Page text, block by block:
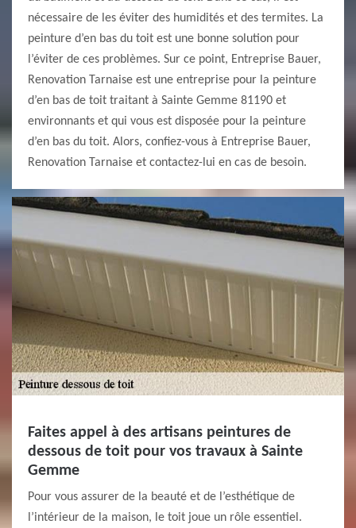
nécessaire de les éviter des humidités et des termites. La
peinture d’en bas du toit est une bonne solution pour
l’éviter de ces problèmes. Sur ce point, Entreprise Bauer,
Renovation Tarnaise est une entreprise pour la peinture
d’en bas de toit traitant à Sainte Gemme 81190 et
environnants et qui vous est disposée pour la peinture
d’en bas du toit. Alors, confiez-vous à Entreprise Bauer,
Renovation Tarnaise et contactez-lui en cas de besoin.
Faites appel à des artisans peintures de
dessous de toit pour vos travaux à Sainte
Gemme
Pour vous assurer de la beauté et de l’esthétique de
l’intérieur de la maison, le toit joue un rôle essentiel.